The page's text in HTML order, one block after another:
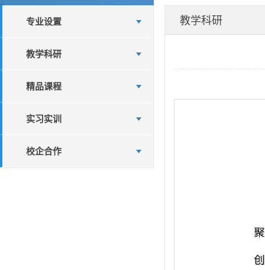
专业设置
教学科研
精品课程
实习实训
校企合作
教学科研